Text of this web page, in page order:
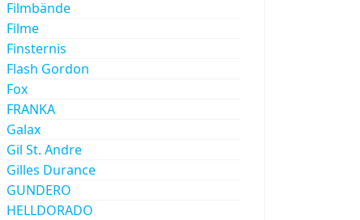
Filmbände
Filme
Finsternis
Flash Gordon
Fox
FRANKA
Galax
Gil St. Andre
Gilles Durance
GUNDERO
HELLDORADO